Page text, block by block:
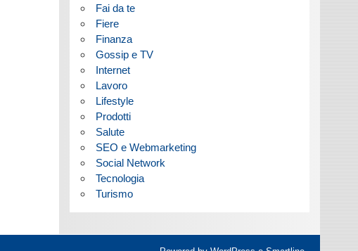
Fai da te
Fiere
Finanza
Gossip e TV
Internet
Lavoro
Lifestyle
Prodotti
Salute
SEO e Webmarketing
Social Network
Tecnologia
Turismo